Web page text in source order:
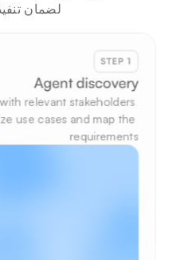
لضمان
STEP 1
Agent discovery
relevant stakeholders
use cases and map the
requirements